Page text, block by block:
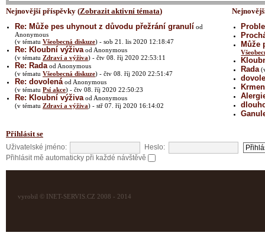
Nejnovější příspěvky (Zobrazit aktivní témata)
Re: Může pes uhynout z důvodu přežrání granulí od
Anonymous
(v tématu Všeobecná diskuze) - sob 21. lis 2020 12:18:47
Re: Kloubní výživa od Anonymous
(v tématu Zdraví a výživa) - čtv 08. říj 2020 22:53:11
Re: Rada od Anonymous
(v tématu Všeobecná diskuze) - čtv 08. říj 2020 22:51:47
Re: dovolená od Anonymous
(v tématu Psí akce) - čtv 08. říj 2020 22:50:23
Re: Kloubní výživa od Anonymous
(v tématu Zdraví a výživa) - stř 07. říj 2020 16:14:02
Může
Rada
Přihlásit se
Uživatelské jméno:
Heslo:
Přihlásit mě automaticky při každé návštěvě
vyrobil © INET-SERVIS.CZ 2008 - 2014